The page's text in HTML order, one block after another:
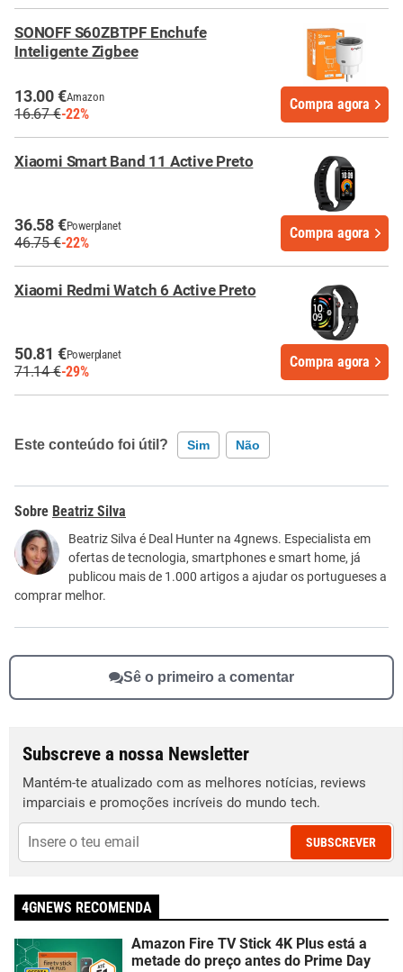
SONOFF S60ZBTPF Enchufe
Inteligente Zigbee
13.00 €Amazon
16.67 €-22%
Compra agora
Xiaomi Smart Band 11 Active Preto
36.58 €Powerplanet
46.75 €-22%
Compra agora
Xiaomi Redmi Watch 6 Active Preto
50.81 €Powerplanet
71.14 €-29%
Compra agora
Este conteúdo foi útil? Sim Não
Este conteúdo contém informação incorreta
Este conteúdo não tem a informação que procuro
Outro
Beatriz Silva
Beatriz Silva é Deal Hunter na 4gnews. Especialista em
ofertas de tecnologia, smartphones e smart home, já
publicou mais de 1.000 artigos a ajudar os portugueses a
comprar melhor.
Sê o primeiro a comentar
Subscreve a nossa Newsletter
Mantém-te atualizado com as melhores notícias, reviews
imparciais e promoções incríveis do mundo tech.
SUBSCREVER
4GNEWS RECOMENDA
Amazon Fire TV Stick 4K Plus está a
metade do preço antes do Prime Day